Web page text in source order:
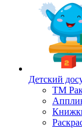
Детский
ТМ